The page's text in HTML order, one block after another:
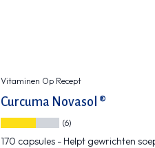
Vitaminen Op Recept
Curcuma Novasol ®
(6)
170 capsules - Helpt gewrichten